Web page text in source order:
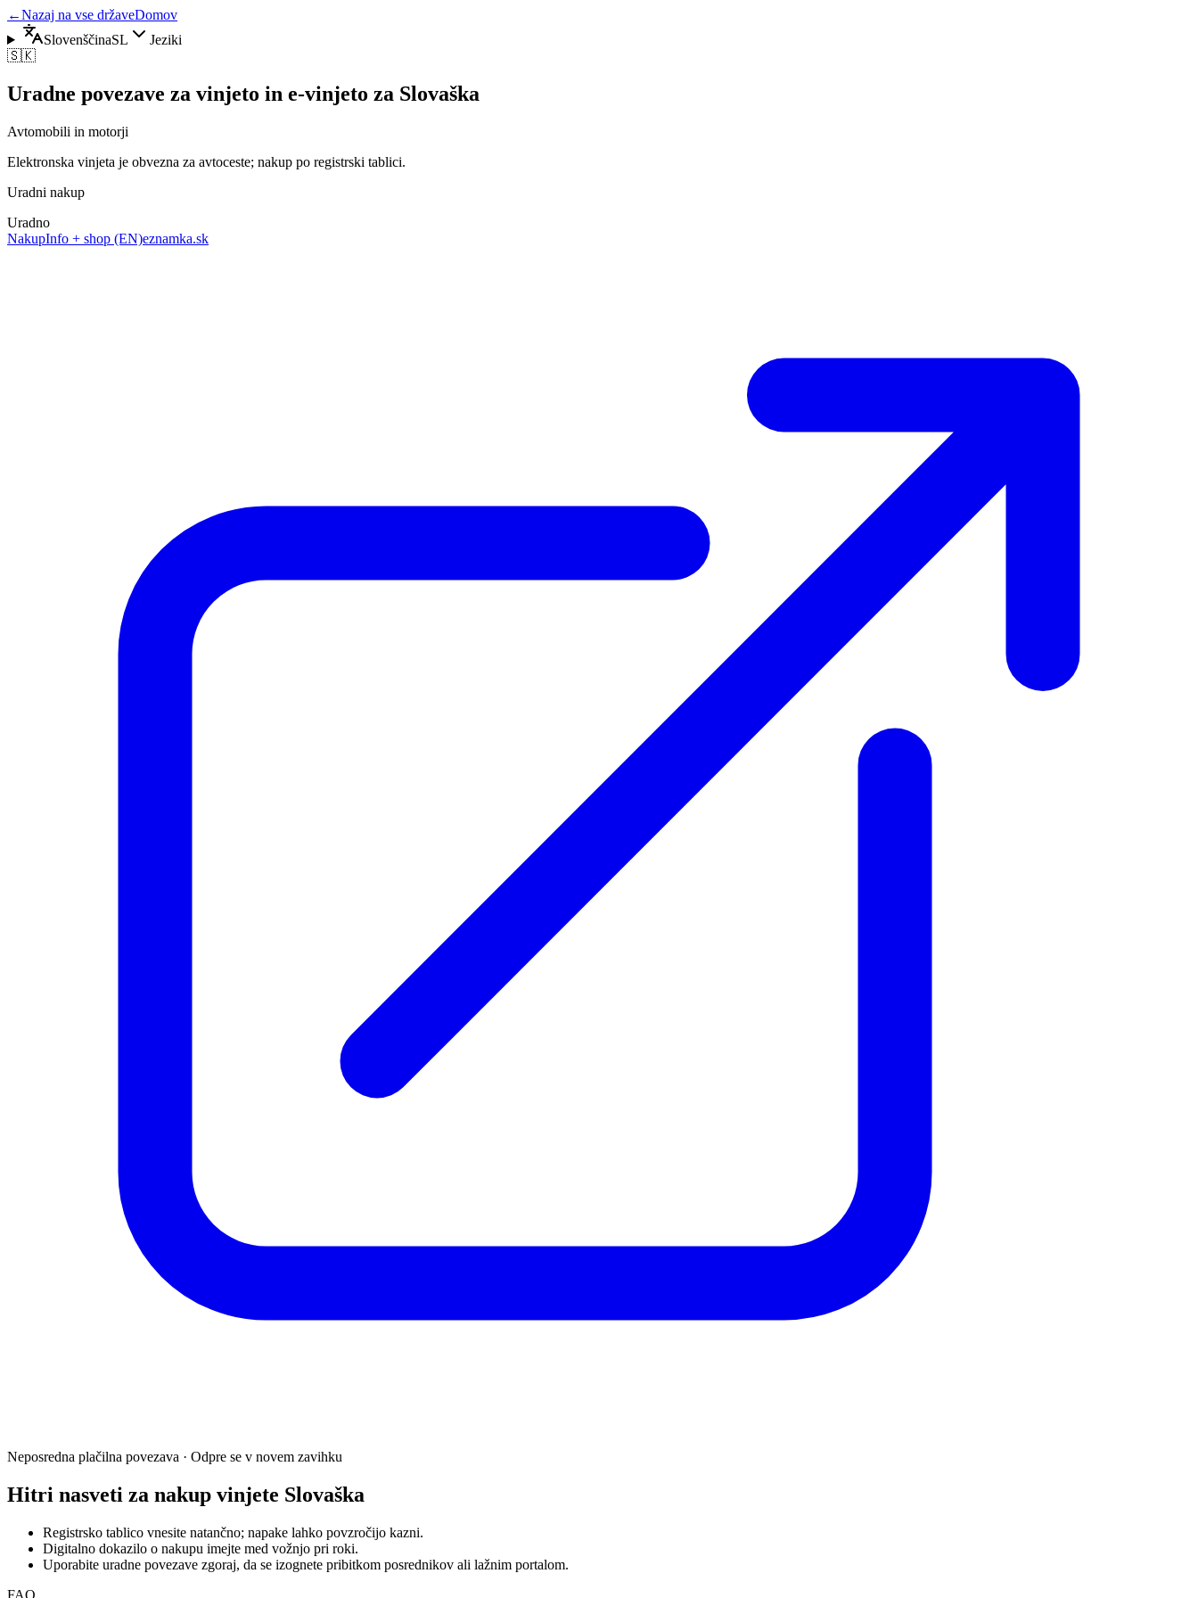
←Nazaj na vse državeDomov
SlovenščinaSL
Jeziki
🇸🇰
Uradne povezave za vinjeto in e-vinjeto za Slovaška
Avtomobili in motorji
Elektronska vinjeta je obvezna za avtoceste; nakup po registrski tablici.
Uradni nakup
Uradno
NakupInfo + shop (EN)eznamka.sk
Neposredna plačilna povezava · Odpre se v novem zavihku
Hitri nasveti za nakup vinjete Slovaška
Registrsko tablico vnesite natančno; napake lahko povzročijo kazni.
Digitalno dokazilo o nakupu imejte med vožnjo pri roki.
Uporabite uradne povezave zgoraj, da se izognete pribitkom posrednikov ali lažnim portalom.
FAQ